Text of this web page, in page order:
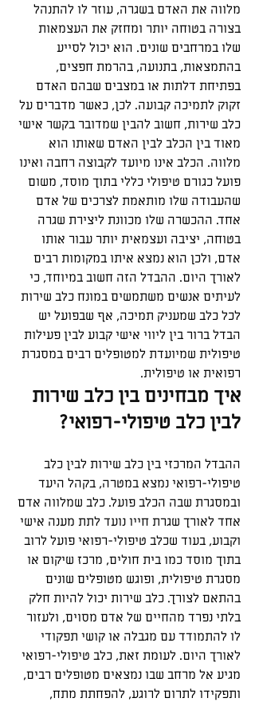
מלווה את האדם בשגרה, עוזר לו להתנהל
בצורה בטוחה יותר ומחזק את העצמאות
שלו במרחבים שונים. הוא יכול לסייע
בהתמצאות, בתנועה, בהרמת חפצים,
בפתיחת דלתות או במצבים שבהם האדם
זקוק לתמיכה קבועה. לכן, כאשר מדברים על
כלב שירות, חשוב להבין שמדובר בקשר אישי
מאוד בין הכלב לבין האדם שאותו הוא
מלווה. הכלב אינו מיועד לקבוצה רחבה ואינו
פועל כגורם טיפולי כללי בתוך מוסד, משום
שהעבודה שלו מותאמת לצרכים של אדם
אחד. ההכשרה שלו מכוונת ליצירת שגרה
בטוחה, יציבה ועצמאית יותר עבור אותו
אדם, ולכן הוא נמצא איתו במקומות רבים
לאורך היום. ההבדל הזה חשוב במיוחד, כי
לעיתים אנשים משתמשים במונח כלב שירות
לכל כלב שמעניק תמיכה, אף שבפועל יש
הבדל ברור בין ליווי אישי קבוע לבין פעילות
טיפולית שמיועדת למטופלים רבים במסגרת
רפואית או טיפולית.
איך מבחינים בין כלב שירות
לבין כלב טיפולי-רפואי?
ההבדל המרכזי בין כלב שירות לבין כלב
טיפולי-רפואי נמצא במטרה, בקהל היעד
ובמסגרת שבה הכלב פועל. כלב שמלווה אדם
אחד לאורך שגרת חייו נועד לתת מענה אישי
וקבוע, בעוד שכלב טיפולי-רפואי פועל לרוב
בתוך מוסד כמו בית חולים, מרכז שיקום או
מסגרת טיפולית, ופוגש מטופלים שונים
בהתאם לצורך. כלב שירות יכול להיות חלק
בלתי נפרד מהחיים של אדם מסוים, ולעזור
לו להתמודד עם מגבלה או קושי תפקודי
לאורך היום. לעומת זאת, כלב טיפולי-רפואי
מגיע אל מרחב שבו נמצאים מטופלים רבים,
ותפקידו לתרום לרוגע, להפחתת מתח,